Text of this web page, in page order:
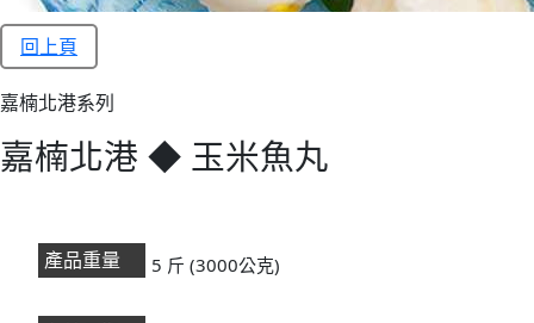
回上頁
嘉楠北港系列
嘉楠北港 ◆ 玉米魚丸
產品重量 5 斤 (3000公克)